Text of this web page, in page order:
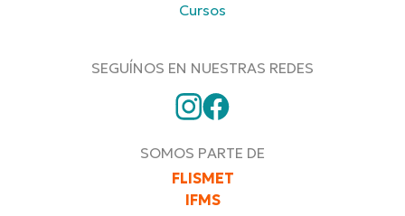
Cursos
SEGUÍNOS EN NUESTRAS REDES
SOMOS PARTE DE
FLISMET
IFMS